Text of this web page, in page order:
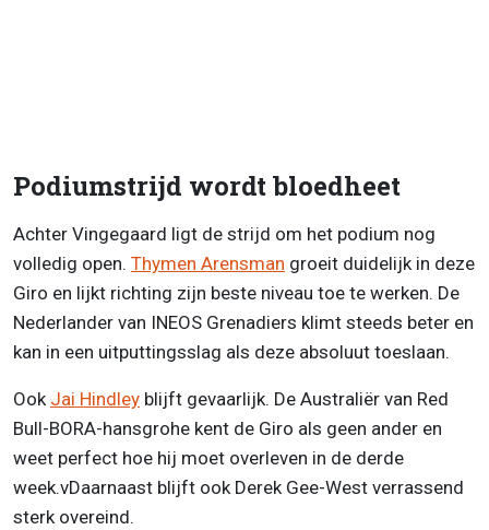
Podiumstrijd wordt bloedheet
Achter Vingegaard ligt de strijd om het podium nog
volledig open. Thymen Arensman groeit duidelijk in deze
Giro en lijkt richting zijn beste niveau toe te werken. De
Nederlander van INEOS Grenadiers klimt steeds beter en
kan in een uitputtingsslag als deze absoluut toeslaan.
Ook Jai Hindley blijft gevaarlijk. De Australiër van Red
Bull-BORA-hansgrohe kent de Giro als geen ander en
weet perfect hoe hij moet overleven in de derde
week.vDaarnaast blijft ook Derek Gee-West verrassend
sterk overeind.